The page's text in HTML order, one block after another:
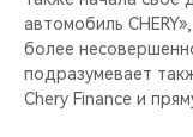
автомобиль
более
подразумевает
Chery Finance и